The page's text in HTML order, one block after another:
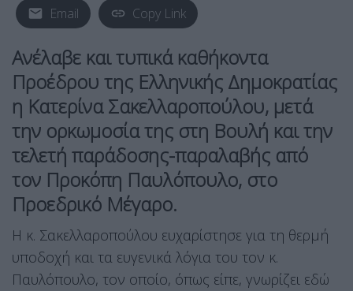
Email Copy Link
Ανέλαβε και τυπικά καθήκοντα
Προέδρου της Ελληνικής Δημοκρατίας
η Κατερίνα Σακελλαροπούλου, μετά
την ορκωμοσία της στη Βουλή και την
τελετή παράδοσης-παραλαβής από
τον Προκόπη Παυλόπουλο, στο
Προεδρικό Μέγαρο.
Η κ. Σακελλαροπούλου ευχαρίστησε για τη θερμή
υποδοχή και τα ευγενικά λόγια του τον κ.
Παυλόπουλο, τον οποίο, όπως είπε, γνωρίζει εδώ